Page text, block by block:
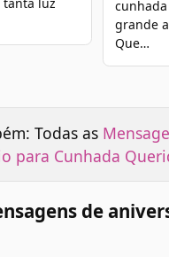
tanta luz
grande
Que…
Todas as
para Cunhada
de